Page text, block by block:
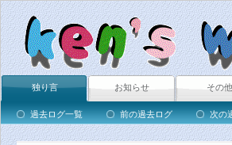
独り言 お知らせ その他
過去ログ一覧 前の過去ログ 次の